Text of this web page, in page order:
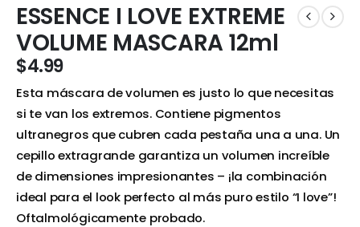
ESSENCE I LOVE EXTREME
VOLUME MASCARA 12ml
$4.99
Esta máscara de volumen es justo lo que necesitas
si te van los extremos. Contiene pigmentos
ultranegros que cubren cada pestaña una a una. Un
cepillo extragrande garantiza un volumen increíble
de dimensiones impresionantes – ¡la combinación
ideal para el look perfecto al más puro estilo “I love”!
Oftalmológicamente probado.